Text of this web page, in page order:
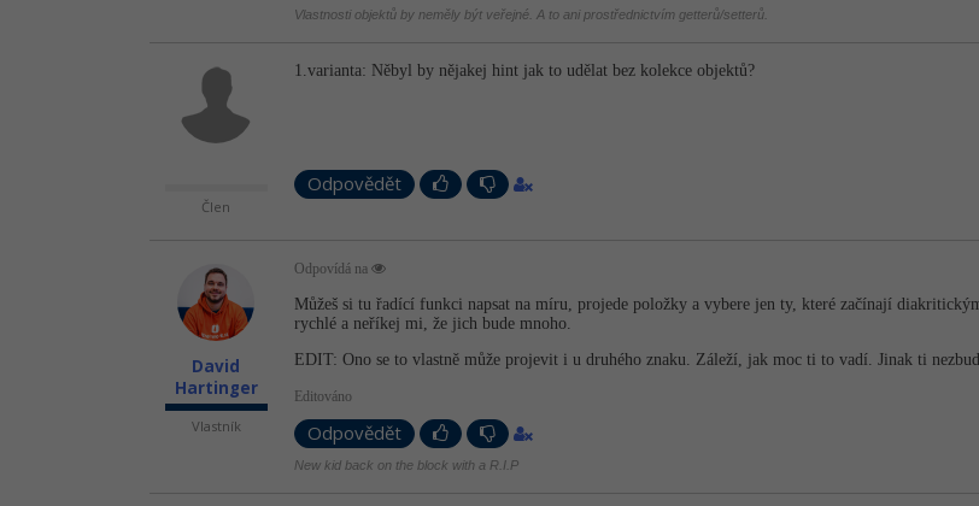
Vlastnosti objektů by neměly být veřejné. A to ani prostřednictvím getterů/setterů.
Člen
1.varianta: Něbyl by nějakej hint jak to udělat bez kolekce objektů?
Odpovědět
David
Hartinger
Vlastník
Odpovídá na
Můžeš si tu řadící funkci napsat na míru, projede položky a vybere jen ty, které začínají
rychlé a neříkej mi, že jich bude mnoho.
EDIT: Ono se to vlastně může projevit i u druhého znaku. Záleží, jak moc ti to vadí. Jinak ti
Editováno
Odpovědět
New kid back on the block with a R.I.P